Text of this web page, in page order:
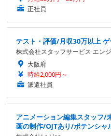
正社員
テスト・評価/月収30万以上
株式会社スタッフサービス エン
大阪府
時給2,000円～
派遣社員
アニメーション編集スタッフ/
画の制作/OJTあり/ポテンシャ